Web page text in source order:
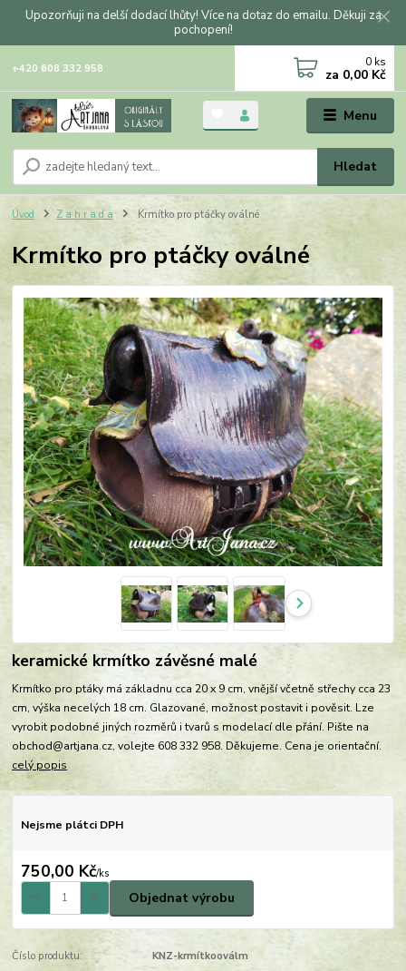
Upozorňuji na delší dodací lhůty! Více na dotaz do emailu. Děkuji za
pochopení!
Menu
Hledat
+420 608 332 958 0 ks
za 0,00 Kč
Úvod Z a h r a d a Krmítko pro ptáčky oválné
Krmítko pro ptáčky oválné
keramické krmítko závěsné malé
Krmítko pro ptáky má základnu cca 20 x 9 cm, vnější včetně střechy cca 23
cm, výška necelých 18 cm. Glazované, možnost postavit i pověsit. Lze
vyrobit podobné jiných rozměrů i tvarů s modelací dle přání. Pište na
obchod@artjana.cz, volejte 608 332 958. Děkujeme. Cena je orientační.
celý popis
Nejsme plátci DPH
750,00 Kč/ks
Objednat výrobu
Číslo produktu: KNZ-krmítkooválm